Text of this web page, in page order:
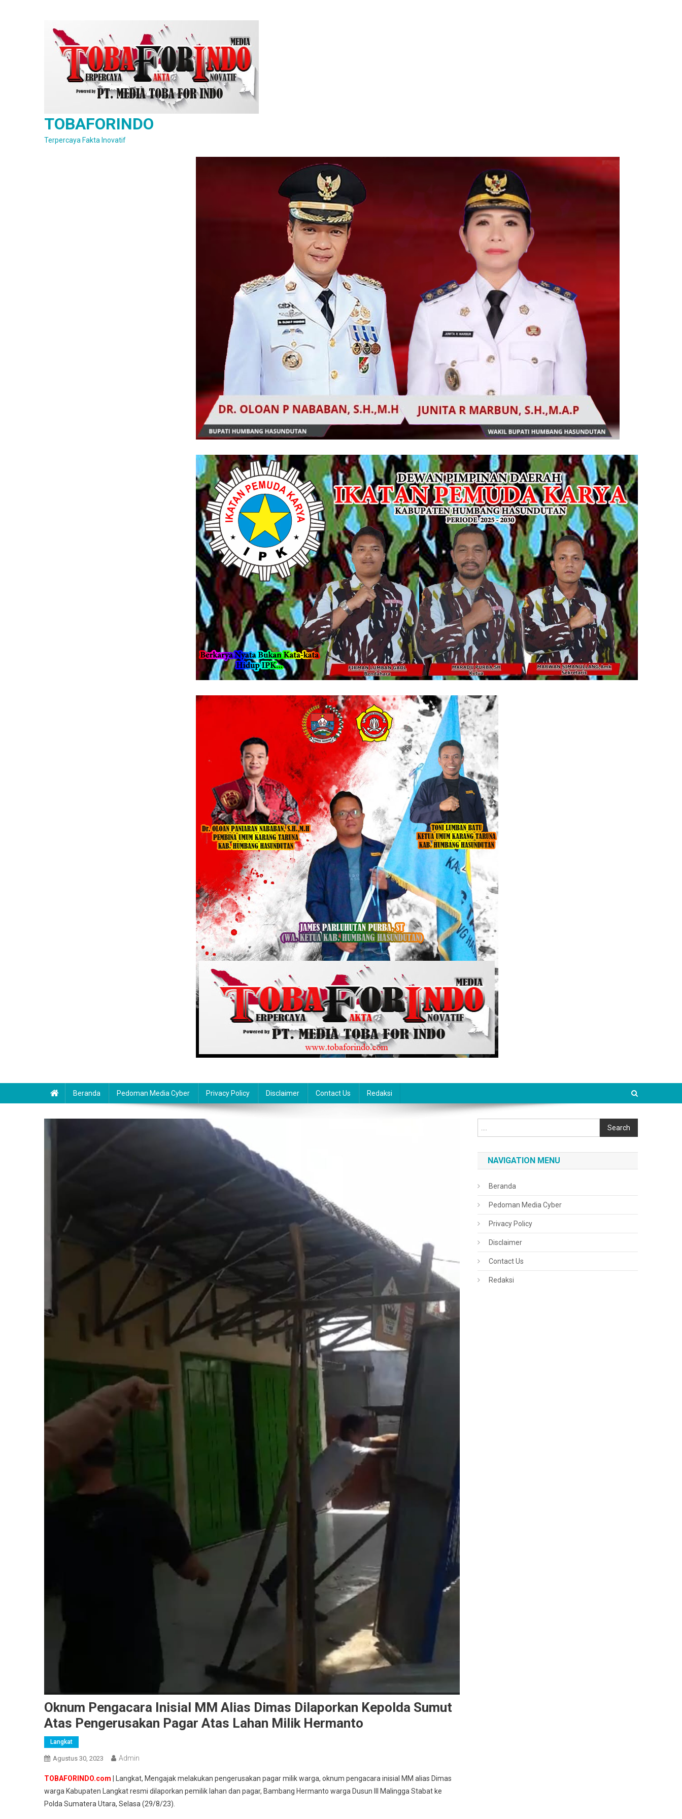
TOBAFORINDO
Terpercaya Fakta Inovatif
Beranda Pedoman Media Cyber Privacy Policy Disclaimer Contact Us Redaksi
Oknum Pengacara Inisial MM Alias Dimas Dilaporkan Kepolda Sumut
Atas Pengerusakan Pagar Atas Lahan Milik Hermanto
Langkat
Agustus 30, 2023 Admin
TOBAFORINDO.com | Langkat, Mengajak melakukan pengerusakan pagar milik warga, oknum pengacara inisial MM alias Dimas
warga Kabupaten Langkat resmi dilaporkan pemilik lahan dan pagar, Bambang Hermanto warga Dusun III Malingga Stabat ke
Polda Sumatera Utara, Selasa (29/8/23).
Search
NAVIGATION MENU
Beranda
Pedoman Media Cyber
Privacy Policy
Disclaimer
Contact Us
Redaksi